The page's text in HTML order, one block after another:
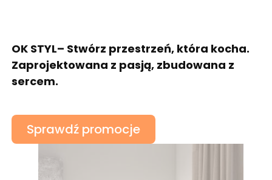
OK STYL– Stwórz przestrzeń, która kocha.
Zaprojektowana z pasją, zbudowana z
sercem.
Sprawdź promocje